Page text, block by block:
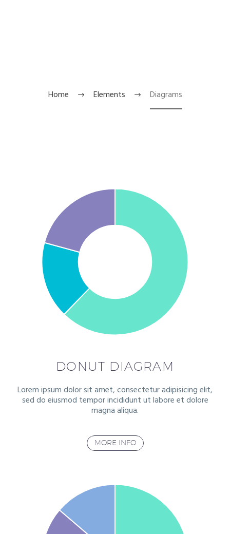
Home Elements Diagrams
DONUT DIAGRAM
Lorem ipsum dolor sit amet, consectetur adipisicing elit,
sed do eiusmod tempor incididunt ut labore et dolore
magna aliqua.
MORE INFO